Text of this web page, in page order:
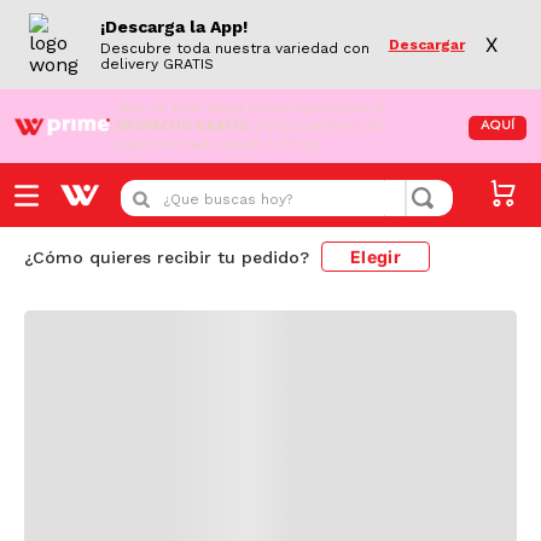
¡Descarga la App!
Descubre toda nuestra variedad con
delivery GRATIS
Descargar X
¡Aún no eres Wong Prime! Aprovecha el
DESPACHO GRATIS en tus compras de
supermercado desde S/79.90
AQUÍ
¿Que buscas hoy?
¿Cómo quieres recibir tu pedido? Elegir
Cargando comentarios...